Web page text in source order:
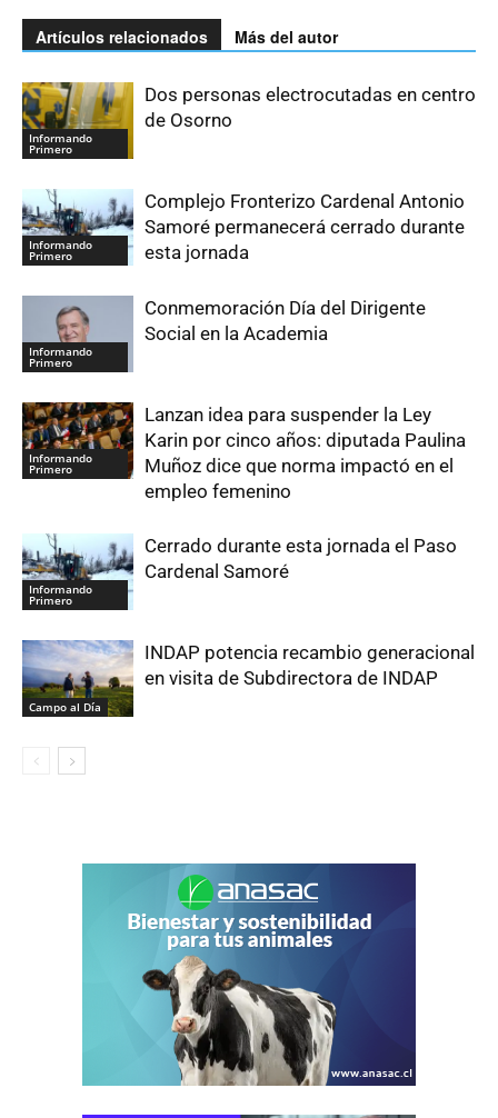
Artículos relacionados Más del autor
Informando
Primero
Dos personas electrocutadas en centro
de Osorno
Informando
Primero
Complejo Fronterizo Cardenal Antonio
Samoré permanecerá cerrado durante
esta jornada
Informando
Primero
Conmemoración Día del Dirigente
Social en la Academia
Informando
Primero
Lanzan idea para suspender la Ley
Karin por cinco años: diputada Paulina
Muñoz dice que norma impactó en el
empleo femenino
Informando
Primero
Cerrado durante esta jornada el Paso
Cardenal Samoré
Campo al Día
INDAP potencia recambio generacional
en visita de Subdirectora de INDAP